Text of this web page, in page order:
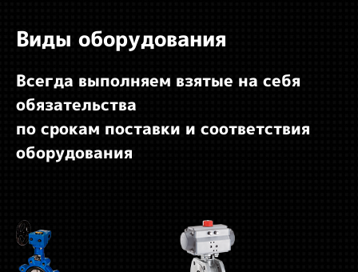
Виды оборудования
Всегда выполняем взятые на себя
обязательства
по срокам поставки и соответствия
оборудования